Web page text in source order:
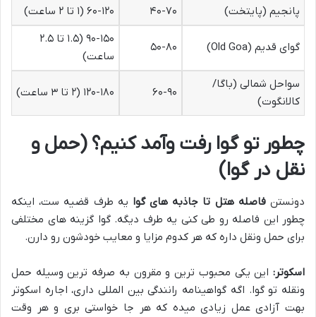
پانجیم (پایتخت)
۴۰-۷۰ ۶۰-۱۲۰ (۱ تا ۲ ساعت)
گوای قدیم (Old Goa) ۵۰-۸۰
۹۰-۱۵۰ (۱.۵ تا ۲.۵
ساعت)
سواحل شمالی (باگا/
کالانگوت)
۶۰-۹۰ ۱۲۰-۱۸۰ (۲ تا ۳ ساعت)
چطور تو گوا رفت وآمد کنیم؟ (حمل و
نقل در گوا)
دونستنفاصله هتل تا جاذبه های گوا یه طرف قضیه ست، اینکه
چطور این فاصله رو طی کنی یه طرف دیگه. گوا گزینه های مختلفی
برای حمل ونقل داره که هر کدوم مزایا و معایب خودشون رو دارن.
اسکوتر: این یکی محبوب ترین و مقرون به صرفه ترین وسیله حمل
ونقله تو گوا. اگه گواهینامه رانندگی بین المللی داری، اجاره اسکوتر
بهت آزادی عمل زیادی میده که هر جا خواستی بری و هر وقت